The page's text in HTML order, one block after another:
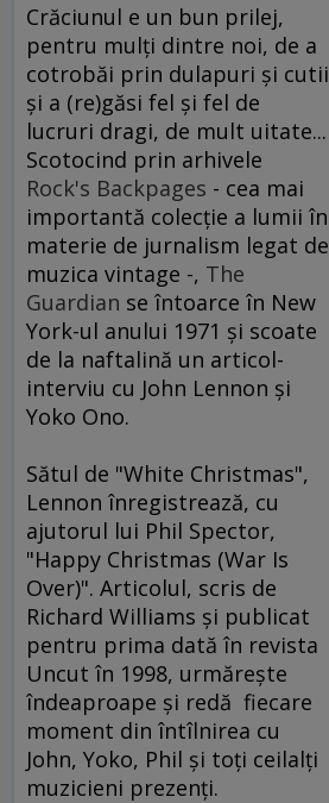
Crăciunul e un bun prilej,
pentru mulţi dintre noi, de a
cotrobăi prin dulapuri şi cutii
şi a (re)găsi fel şi fel de
lucruri dragi, de mult uitate...
Scotocind prin arhivele
Rock's Backpages - cea mai
importantă colecţie a lumii în
materie de jurnalism legat de
muzica vintage -, The
Guardian se întoarce în New
York-ul anului 1971 şi scoate
de la naftalină un articol-
interviu cu John Lennon şi
Yoko Ono.
Sătul de "White Christmas",
Lennon înregistrează, cu
ajutorul lui Phil Spector,
"Happy Christmas (War Is
Over)". Articolul, scris de
Richard Williams şi publicat
pentru prima dată în revista
Uncut în 1998, urmăreşte
îndeaproape şi redă fiecare
moment din întîlnirea cu
John, Yoko, Phil şi toţi ceilalţi
muzicieni prezenţi.